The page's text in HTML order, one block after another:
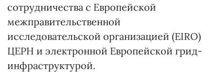
сотрудничества с Европейской
межправительственной
исследовательской организацией (EIRO)
ЦЕРН и электронной Европейской грид-
инфраструктурой.